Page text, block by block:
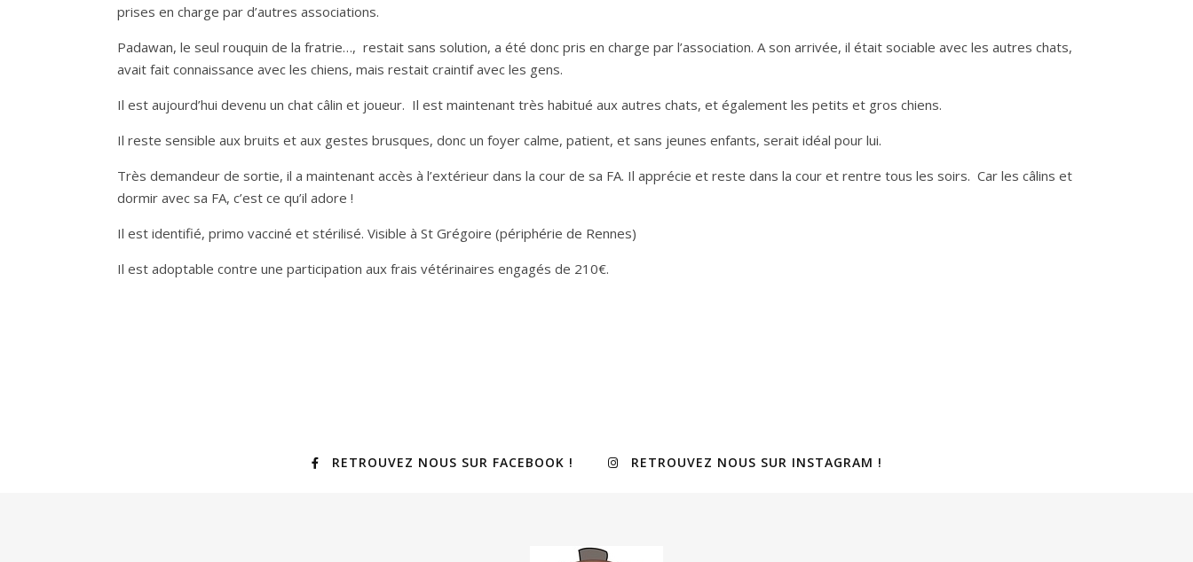
prises en charge par d’autres associations.
Padawan, le seul rouquin de la fratrie…, restait sans solution, a été donc pris en charge par l’association. A son arrivée, il était sociable avec les autres chats,
avait fait connaissance avec les chiens, mais restait craintif avec les gens.
Il est aujourd’hui devenu un chat câlin et joueur. Il est maintenant très habitué aux autres chats, et également les petits et gros chiens.
Il reste sensible aux bruits et aux gestes brusques, donc un foyer calme, patient, et sans jeunes enfants, serait idéal pour lui.
Très demandeur de sortie, il a maintenant accès à l’extérieur dans la cour de sa FA. Il apprécie et reste dans la cour et rentre tous les soirs. Car les câlins et
dormir avec sa FA, c’est ce qu’il adore !
Il est identifié, primo vacciné et stérilisé. Visible à St Grégoire (périphérie de Rennes)
Il est adoptable contre une participation aux frais vétérinaires engagés de 210€.
RETROUVEZ NOUS SUR FACEBOOK ! RETROUVEZ NOUS SUR INSTAGRAM !